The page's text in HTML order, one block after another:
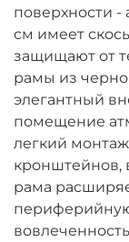
поверхности
см имеет
защищают от
рамы из
элегантный
помещение
легкий
кронштейнов,
рама